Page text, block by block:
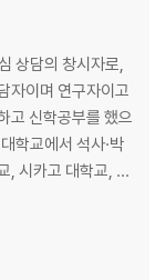
사람
상담의 창시자로,
자이며 연구자이고
고 신학공부를 했으
학교에서 석사·박
, 시카고 대학교, 위
담에 관한 왕성한
재직하면서 설립